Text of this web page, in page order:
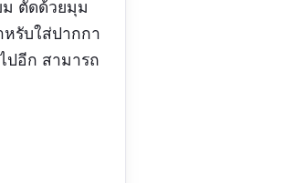
ตัดด้วยมุม
รับใส่ปากกา
ปอีก สามารถ